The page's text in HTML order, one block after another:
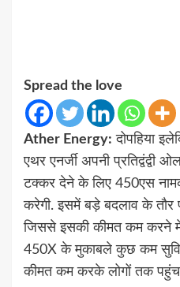
Spread the love
Ather Energy: दोपहिया
एथर एनर्जी अपनी
टक्कर देने के लिए 450एस
करेगी. इसमें बड़े बदलाव के
जिससे इसकी कीमत कम करने
450X के मुकाबले कुछ कम
कीमत कम करके लोगों तक पहुंच